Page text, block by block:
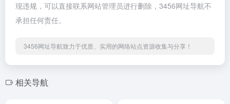
现违规，可以直接联系网站管理员进行删除，3456网址导航不
承担任何责任。
3456网址导航致力于优质、实用的网络站点资源收集与分享！
相关导航